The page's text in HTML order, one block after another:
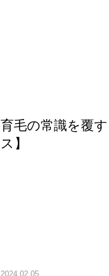
育毛の常識を覆
ス】
2024.02.05